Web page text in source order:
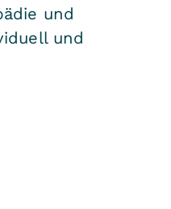
und
und